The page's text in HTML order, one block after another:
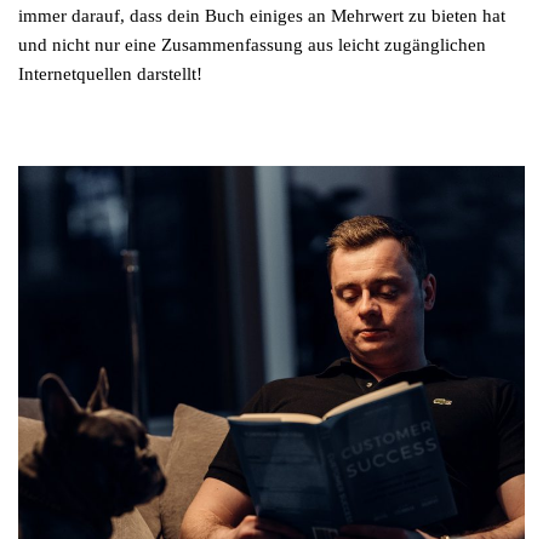
immer darauf, dass dein Buch einiges an Mehrwert zu bieten hat
und nicht nur eine Zusammenfassung aus leicht zugänglichen
Internetquellen darstellt!